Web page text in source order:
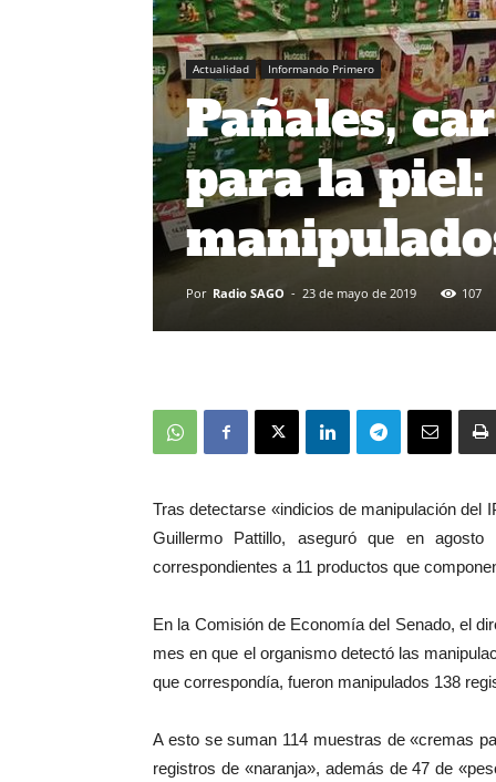
Actualidad Informando Primero
Pañales,
para la
Por Radio SAGO - 23 de mayo de 2019 107
Tras detectarse «indicios de manipulación del
Guillermo Pattillo, aseguró que en
correspondientes a 11 productos que
En la Comisión de Economía del Senado, el
mes en que el organismo detectó las
que correspondía, fueron manipulados 138
A esto se suman 114 muestras de «cremas
registros de «naranja», además de 47 de